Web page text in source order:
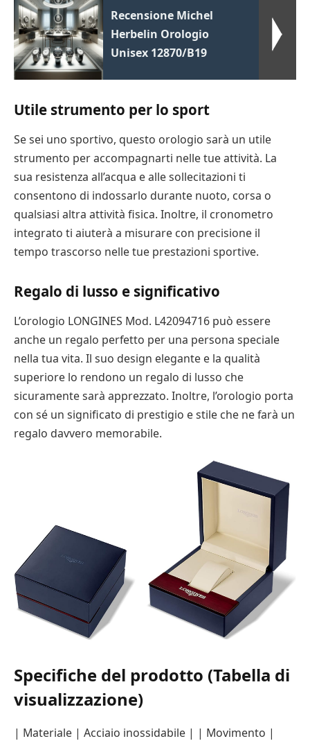
Recensione Michel
Herbelin Orologio
Unisex 12870/B19
Utile strumento per lo sport
Se sei uno sportivo, questo orologio sarà un utile
strumento per accompagnarti nelle tue attività. La
sua resistenza all’acqua e alle sollecitazioni ti
consentono di indossarlo durante nuoto, corsa o
qualsiasi altra attività fisica. Inoltre, il cronometro
integrato ti aiuterà a misurare con precisione il
tempo trascorso nelle tue prestazioni sportive.
Regalo di lusso e significativo
L’orologio LONGINES Mod. L42094716 può essere
anche un regalo perfetto per una persona speciale
nella tua vita. Il suo design elegante e la qualità
superiore lo rendono un regalo di lusso che
sicuramente sarà apprezzato. Inoltre, l’orologio porta
con sé un significato di prestigio e stile che ne farà un
regalo davvero memorabile.
Specifiche del prodotto (Tabella di
visualizzazione)
| Materiale | Acciaio inossidabile | | Movimento |